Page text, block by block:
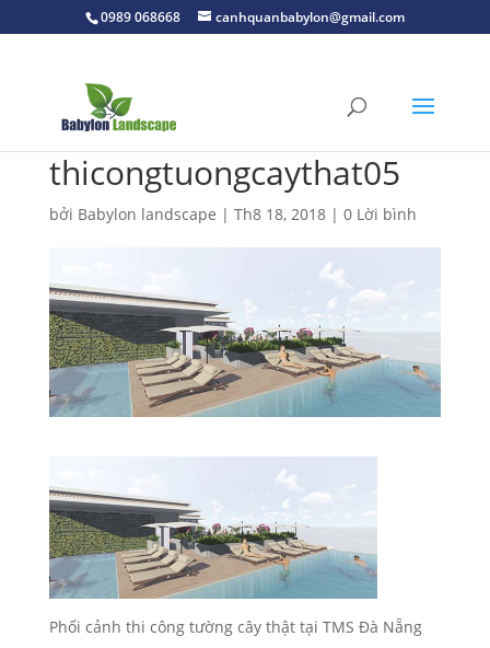
0989 068668 canhquanbabylon@gmail.com
thicongtuongcaythat05
bởi Babylon landscape | Th8 18, 2018| 0 Lời bình
Phối cảnh thi công tường cây thật tại TMS Đà Nẵng